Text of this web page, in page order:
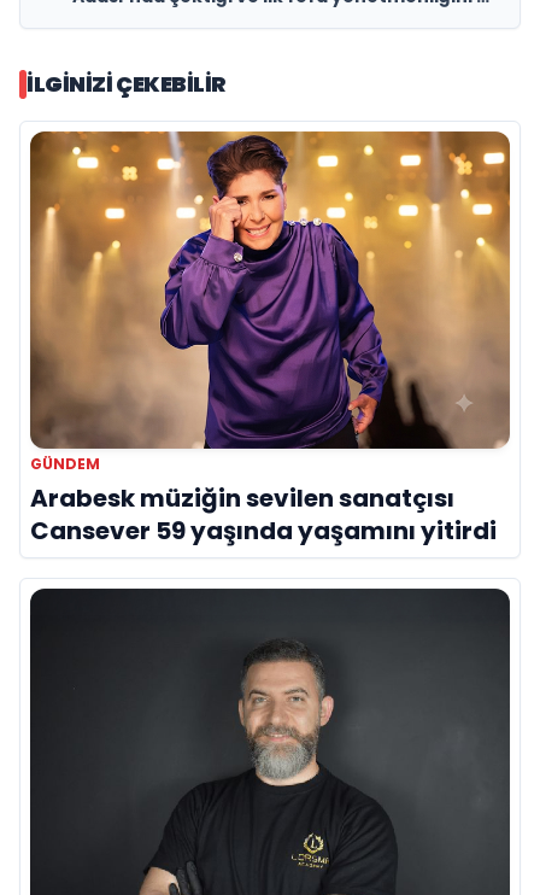
İLGINIZI ÇEKEBILIR
GÜNDEM
Arabesk müziğin sevilen sanatçısı
Cansever 59 yaşında yaşamını yitirdi